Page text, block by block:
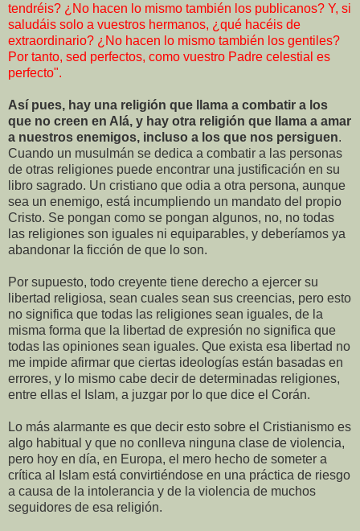
tendréis? ¿No hacen lo mismo también los publicanos? Y, si
saludáis solo a vuestros hermanos, ¿qué hacéis de
extraordinario? ¿No hacen lo mismo también los gentiles?
Por tanto, sed perfectos, como vuestro Padre celestial es
perfecto".
Así pues, hay una religión que llama a combatir a los
que no creen en Alá, y hay otra religión que llama a amar
a nuestros enemigos, incluso a los que nos persiguen.
Cuando un musulmán se dedica a combatir a las personas
de otras religiones puede encontrar una justificación en su
libro sagrado. Un cristiano que odia a otra persona, aunque
sea un enemigo, está incumpliendo un mandato del propio
Cristo. Se pongan como se pongan algunos, no, no todas
las religiones son iguales ni equiparables, y deberíamos ya
abandonar la ficción de que lo son.
Por supuesto, todo creyente tiene derecho a ejercer su
libertad religiosa, sean cuales sean sus creencias, pero esto
no significa que todas las religiones sean iguales, de la
misma forma que la libertad de expresión no significa que
todas las opiniones sean iguales. Que exista esa libertad no
me impide afirmar que ciertas ideologías están basadas en
errores, y lo mismo cabe decir de determinadas religiones,
entre ellas el Islam, a juzgar por lo que dice el Corán.
Lo más alarmante es que decir esto sobre el Cristianismo es
algo habitual y que no conlleva ninguna clase de violencia,
pero hoy en día, en Europa, el mero hecho de someter a
crítica al Islam está convirtiéndose en una práctica de riesgo
a causa de la intolerancia y de la violencia de muchos
seguidores de esa religión.